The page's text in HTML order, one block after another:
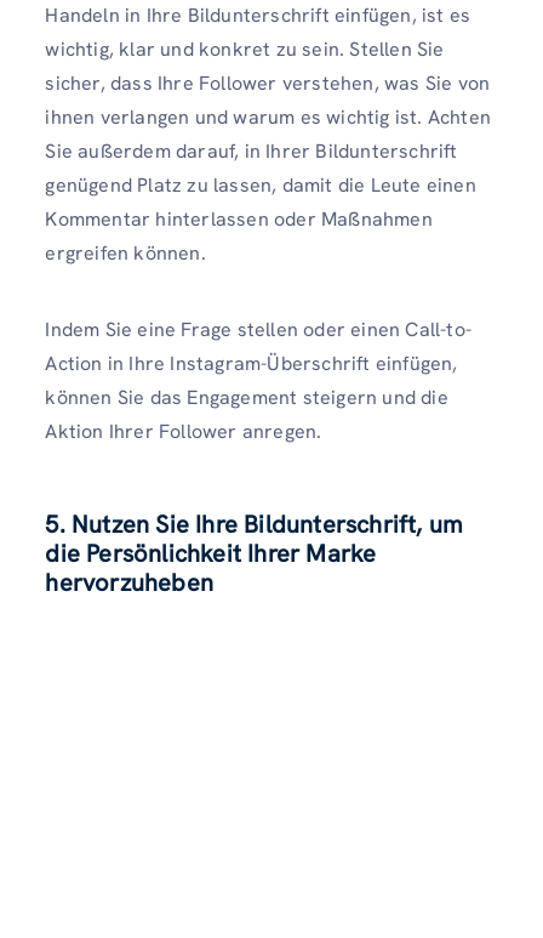
Handeln in Ihre Bildunterschrift einfügen, ist es
wichtig, klar und konkret zu sein. Stellen Sie
sicher, dass Ihre Follower verstehen, was Sie von
ihnen verlangen und warum es wichtig ist. Achten
Sie außerdem darauf, in Ihrer Bildunterschrift
genügend Platz zu lassen, damit die Leute einen
Kommentar hinterlassen oder Maßnahmen
ergreifen können.
Indem Sie eine Frage stellen oder einen Call-to-
Action in Ihre Instagram-Überschrift einfügen,
können Sie das Engagement steigern und die
Aktion Ihrer Follower anregen.
5. Nutzen Sie Ihre Bildunterschrift, um
die Persönlichkeit Ihrer Marke
hervorzuheben